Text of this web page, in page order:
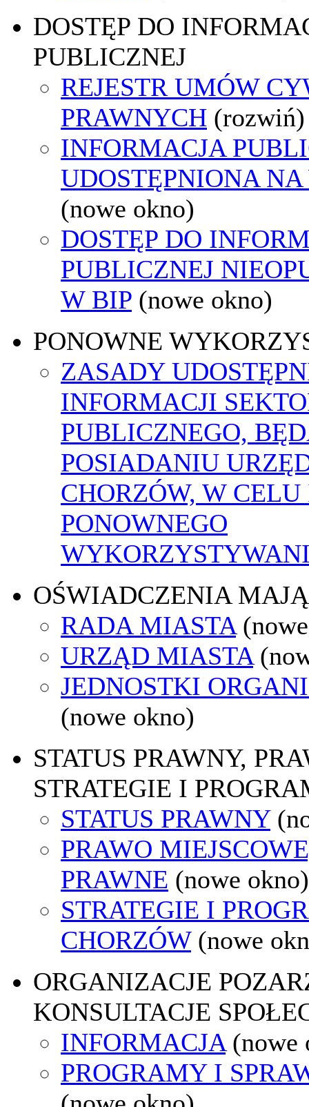
DOSTĘP DO
PUBLICZNEJ
REJESTR UMÓW
PRAWNYCH (rozwiń)
INFORMACJA
UDOSTĘPNIONA
(nowe okno)
DOSTĘP DO
PUBLICZNEJ
W BIP (nowe okno)
PONOWNE
ZASADY
INFORMACJI
PUBLICZNEGO,
POSIADANIU
CHORZÓW, W
PONOWNEGO
OŚWIADCZENIA
RADA MIASTA
URZĄD MIASTA
JEDNOSTKI
(nowe okno)
STATUS PRAWNY,
STRATEGIE I
STATUS PRAWNY
PRAWO
PRAWNE (nowe okno)
STRATEGIE I
CHORZÓW (nowe
ORGANIZACJE
KONSULTACJE
INFORMACJA (nowe
PROGRAMY I